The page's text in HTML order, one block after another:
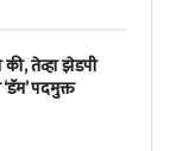
तेव्हा झेडपी
पदमुक्त